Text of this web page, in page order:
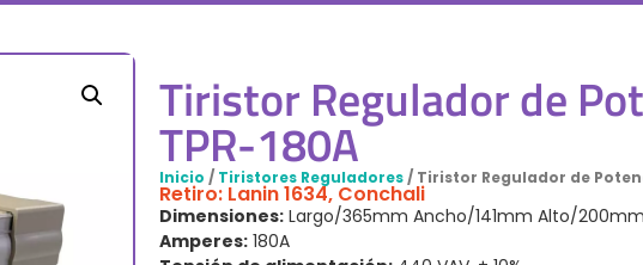
Tiristor Regulador de
TPR-180A
Inicio / Tiristores Reguladores/ Tiristor Regulador de
Retiro: Lanin 1634, Conchali
Dimensiones: Largo/365mm Ancho/141mm Alto/200mm
Amperes: 180A